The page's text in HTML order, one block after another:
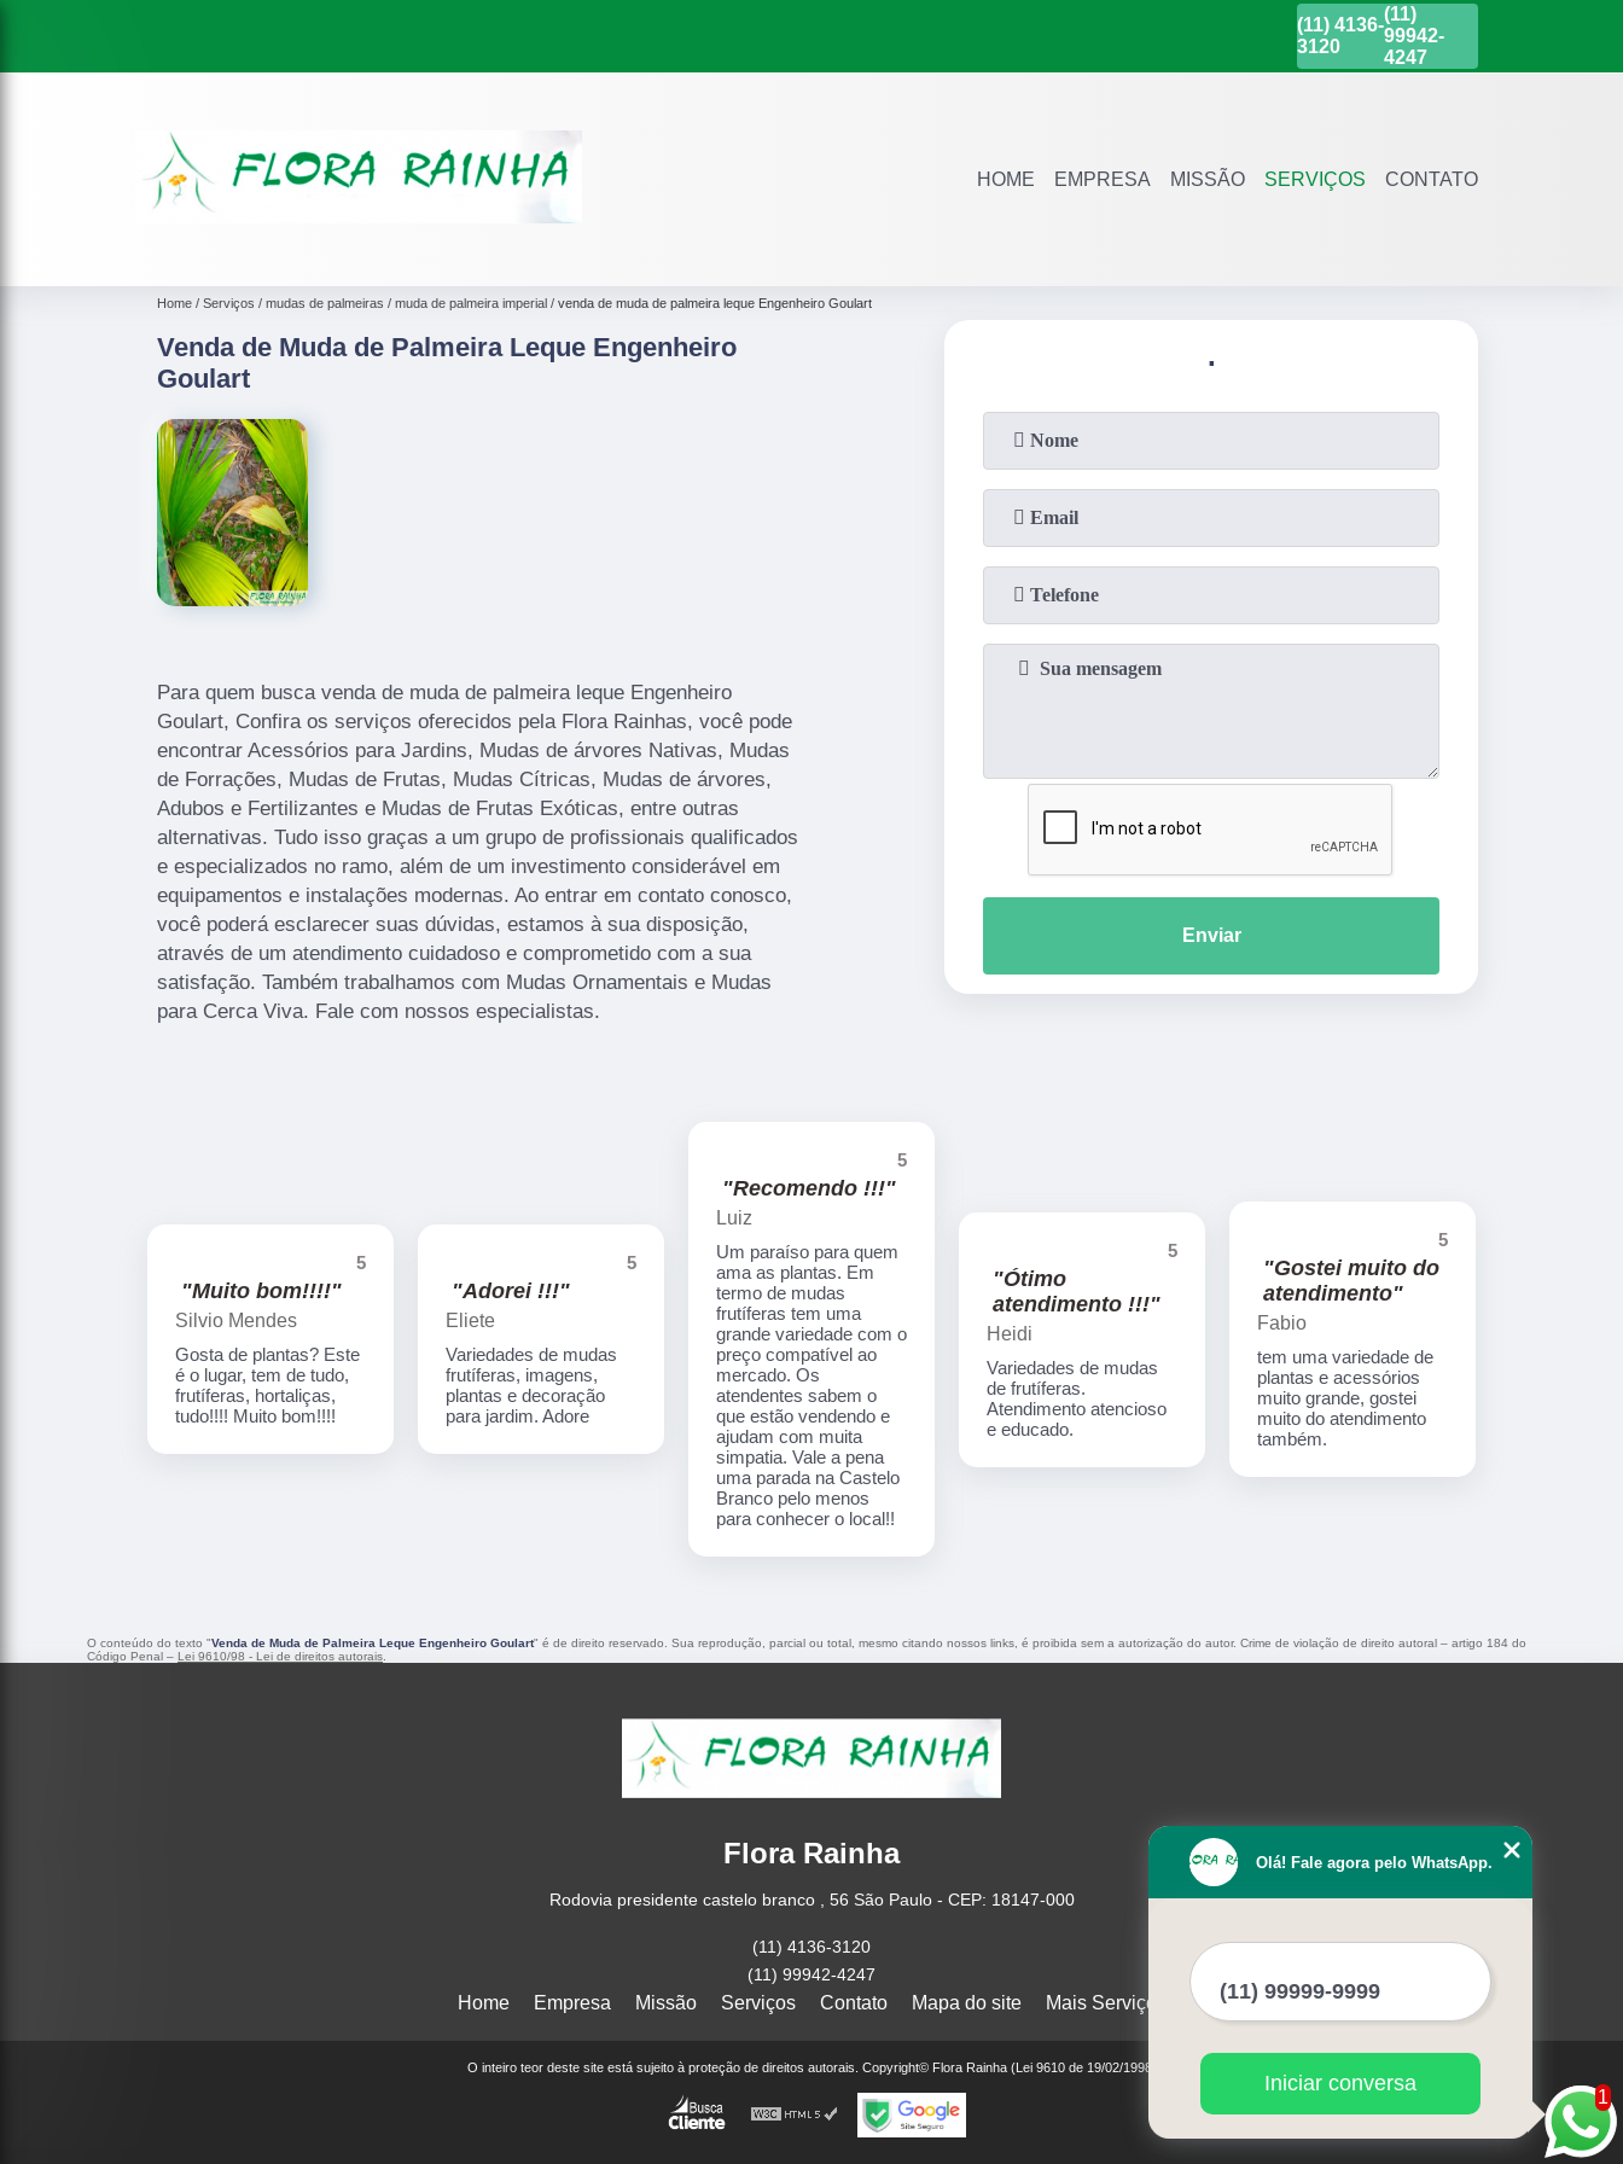
(11) 4136-
3120
(11)
99942-
4247
HOME EMPRESA MISSÃO SERVIÇOS CONTATO
Home Serviços mudas de palmeiras muda de palmeira imperial venda de muda de palmeira leque Engenheiro Goulart
Venda de Muda de Palmeira Leque Engenheiro
Goulart
Para quem busca venda de muda de palmeira leque Engenheiro
Goulart, Confira os serviços oferecidos pela Flora Rainhas, você pode
encontrar Acessórios para Jardins, Mudas de árvores Nativas, Mudas
de Forrações, Mudas de Frutas, Mudas Cítricas, Mudas de árvores,
Adubos e Fertilizantes e Mudas de Frutas Exóticas, entre outras
alternativas. Tudo isso graças a um grupo de profissionais qualificados
e especializados no ramo, além de um investimento considerável em
equipamentos e instalações modernas. Ao entrar em contato conosco,
você poderá esclarecer suas dúvidas, estamos à sua disposição,
através de um atendimento cuidadoso e comprometido com a sua
satisfação. Também trabalhamos com Mudas Ornamentais e Mudas
para Cerca Viva. Fale com nossos especialistas.
.
Enviar
5
"Muito bom!!!!"
Silvio Mendes
Gosta de plantas? Este
é o lugar, tem de tudo,
frutíferas, hortaliças,
tudo!!!! Muito bom!!!!
5
"Adorei !!!"
Eliete
Variedades de mudas
frutíferas, imagens,
plantas e decoração
para jardim. Adore
5
"Recomendo !!!"
Luiz
Um paraíso para quem
ama as plantas. Em
termo de mudas
frutíferas tem uma
grande variedade com o
preço compatível ao
mercado. Os
atendentes sabem o
que estão vendendo e
ajudam com muita
simpatia. Vale a pena
uma parada na Castelo
Branco pelo menos
para conhecer o local!!
5
"Ótimo
atendimento !!!"
Heidi
Variedades de mudas
de frutíferas.
Atendimento atencioso
e educado.
5
"Gostei muito do
atendimento"
Fabio
tem uma variedade de
plantas e acessórios
muito grande, gostei
muito do atendimento
também.
O conteúdo do texto "Venda de Muda de Palmeira Leque Engenheiro Goulart" é de direito reservado. Sua reprodução, parcial ou total, mesmo citando nossos links, é proibida sem a autorização do autor. Crime de violação de direito autoral – artigo 184 do
Código Penal – Lei 9610/98 - Lei de direitos autorais
Flora Rainha
Rodovia presidente castelo branco , 56 São Paulo - CEP: 18147-000
(11) 4136-3120
(11) 99942-4247
Home Empresa Missão Serviços Contato Mapa do site Mais Serviços
O inteiro teor deste site está sujeito à proteção de direitos autorais. Copyright© Flora Rainha (Lei 9610 de 19/02/1998)
1
Olá! Fale agora pelo WhatsApp.
Iniciar conversa